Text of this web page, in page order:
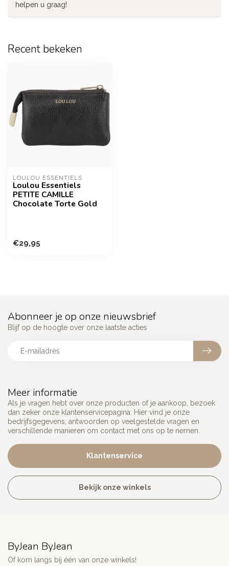
helpen u graag!
Recent bekeken
LOULOU ESSENTIELS
Loulou Essentiels
PETITE CAMILLE
Chocolate Torte Gold
€29,95
Meer informatie
Als je vragen hebt over onze producten of je aankoop, bezoek
dan zeker onze klantenservicepagina. Hier vind je onze
bedrijfsgegevens, antwoorden op veelgestelde vragen en
verschillende manieren om contact met ons op te nemen.
Klantenservice
Bekijk onze winkels
Abonneer je op onze nieuwsbrief
Blijf op de hoogte over onze laatste acties
ByJean ByJean
Of kom langs bij één van onze winkels!